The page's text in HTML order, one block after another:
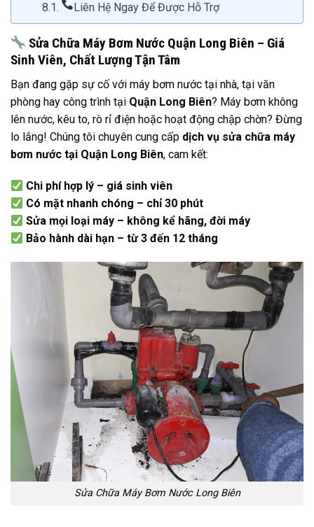
Liên Hệ Ngay Để Được Hỗ Trợ
Sửa Chữa Máy Bơm Nước Quận Long Biên – Giá
Sinh Viên, Chất Lượng Tận Tâm
Bạn đang gặp sự cố với máy bơm nước tại nhà, tại văn
phòng hay công trình tại Quận Long Biên? Máy bơm không
lên nước, kêu to, rò rỉ điện hoặc hoạt động chập chờn? Đừng
lo lắng! Chúng tôi chuyên cung cấp dịch vụ sửa chữa máy
bơm nước tại Quận Long Biên, cam kết:
Chi phí hợp lý – giá sinh viên
Có mặt nhanh chóng – chỉ 30 phút
Sửa mọi loại máy – không kể hãng, đời máy
Bảo hành dài hạn – từ 3 đến 12 tháng
Sửa Chữa Máy Bơm Nước Long Biên